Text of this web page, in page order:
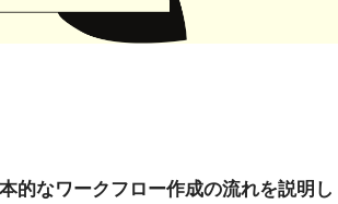
的なワークフロー作成の流れを説明し